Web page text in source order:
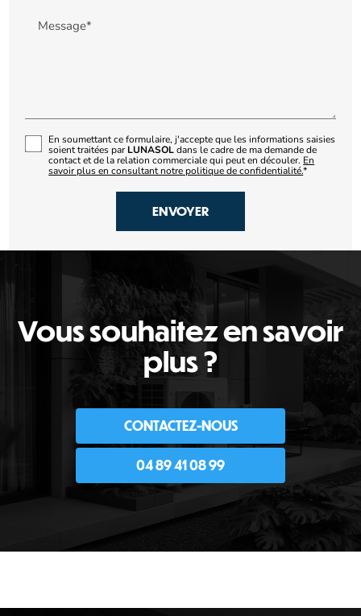
Message*
En soumettant ce formulaire, j'accepte que les informations saisies
soient traitées par LUNASOL dans le cadre de ma demande de
contact et de la relation commerciale qui peut en découler. En
savoir plus en consultant notre politique de confidentialité.*
Vous souhaitez en savoir
plus ?
CONTACTEZ-NOUS
04 89 41 08 99